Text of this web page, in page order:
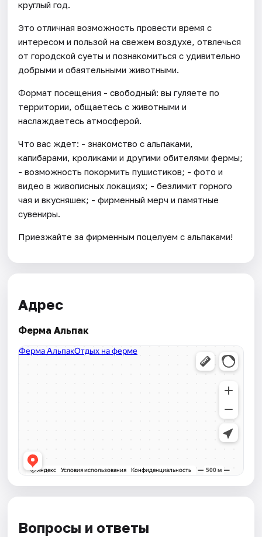
круглый год.
Это отличная возможность провести время с
интересом и пользой на свежем воздухе, отвлечься
от городской суеты и познакомиться с удивительно
добрыми и обаятельными животными.
Формат посещения - свободный: вы гуляете по
территории, общаетесь с животными и
наслаждаетесь атмосферой.
Что вас ждет: - знакомство с альпаками,
капибарами, кроликами и другими обителями фермы;
- возможность покормить пушистиков; - фото и
видео в живописных локациях; - безлимит горного
чая и вкусняшек; - фирменный мерч и памятные
сувениры.
Приезжайте за фирменным поцелуем с альпаками!
Адрес
Ферма Альпак
Вопросы и ответы